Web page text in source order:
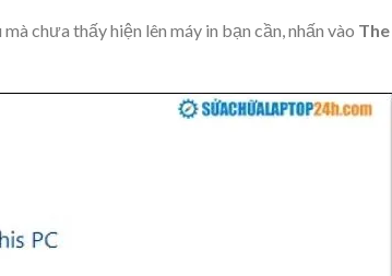
chưa thấy hiện lên máy in bạn cần, nhấn vào The